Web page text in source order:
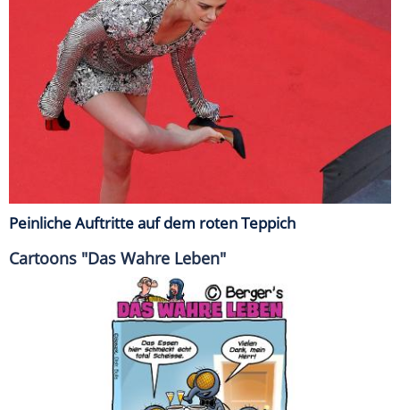
Peinliche Auftritte auf dem roten Teppich
Cartoons "Das Wahre Leben"